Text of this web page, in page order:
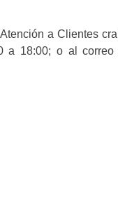
a Clientes
18:00; o al correo